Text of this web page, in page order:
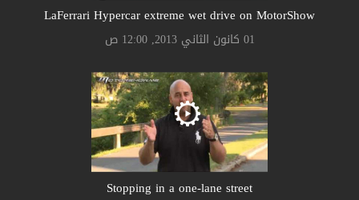
LaFerrari Hypercar extreme wet drive on MotorShow
01 كانون الثاني 2013, 12:00 ص
Stopping in a one-lane street